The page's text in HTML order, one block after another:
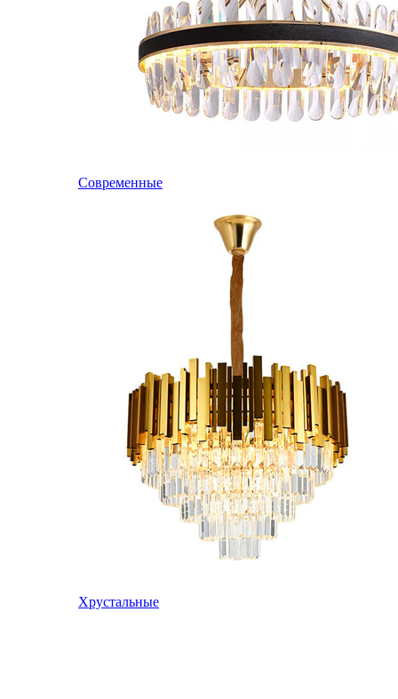
Современные
Хрустальные